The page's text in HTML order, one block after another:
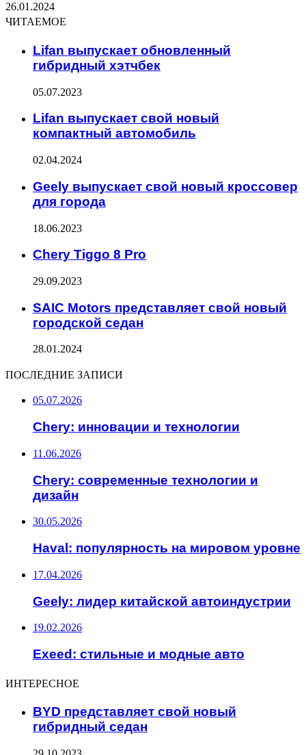
26.01.2024
ЧИТАЕМОЕ
Lifan выпускает обновленный
гибридный хэтчбек
05.07.2023
Lifan выпускает свой новый
компактный автомобиль
02.04.2024
Geely выпускает свой новый кроссовер
для города
18.06.2023
Chery Tiggo 8 Pro
29.09.2023
SAIC Motors представляет свой новый
городской седан
28.01.2024
ПОСЛЕДНИЕ ЗАПИСИ
05.07.2026
Chery: инновации и технологии
11.06.2026
Chery: современные технологии и
дизайн
30.05.2026
Haval: популярность на мировом уровне
17.04.2026
Geely: лидер китайской автоиндустрии
19.02.2026
Exeed: стильные и модные авто
ИНТЕРЕСНОЕ
BYD представляет свой новый
гибридный седан